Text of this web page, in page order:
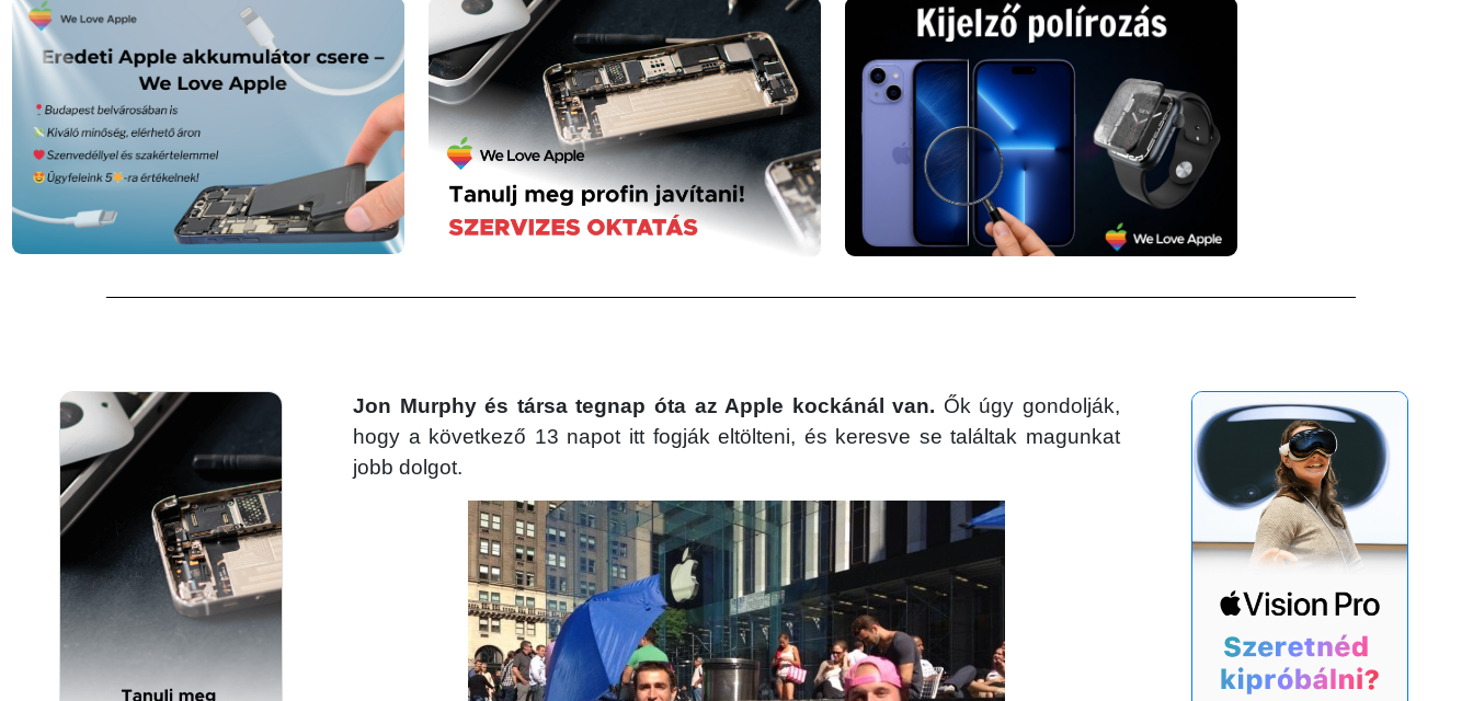
Jon Murphy és társa tegnap óta az Apple kockánál van. Ők úgy gondolják,
hogy a következő 13 napot itt fogják eltölteni, és keresve se találtak magunkat
jobb dolgot.